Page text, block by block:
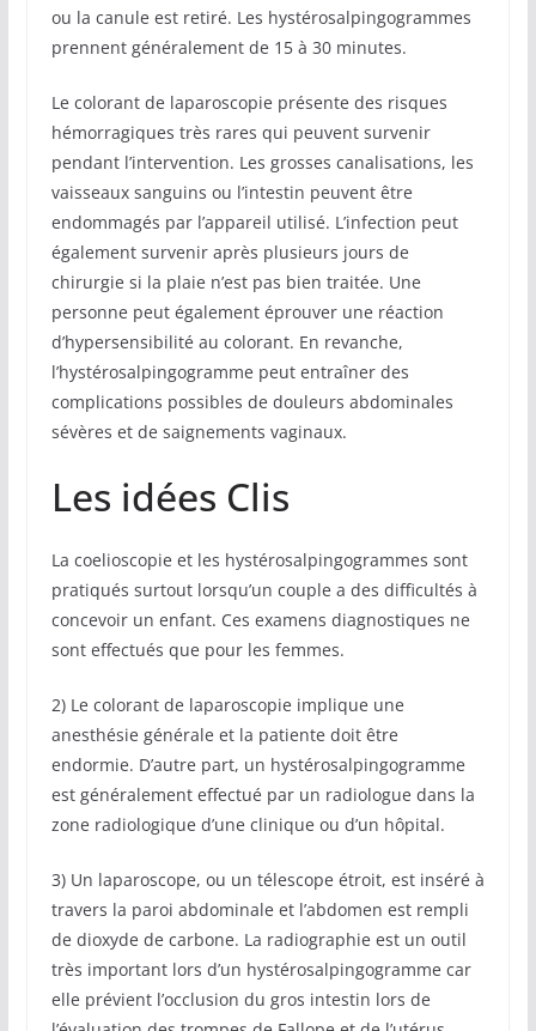
ou la canule est retiré. Les hystérosalpingogrammes
prennent généralement de 15 à 30 minutes.
Le colorant de laparoscopie présente des risques
hémorragiques très rares qui peuvent survenir
pendant l’intervention. Les grosses canalisations, les
vaisseaux sanguins ou l’intestin peuvent être
endommagés par l’appareil utilisé. L’infection peut
également survenir après plusieurs jours de
chirurgie si la plaie n’est pas bien traitée. Une
personne peut également éprouver une réaction
d’hypersensibilité au colorant. En revanche,
l’hystérosalpingogramme peut entraîner des
complications possibles de douleurs abdominales
sévères et de saignements vaginaux.
Les idées Clis
La coelioscopie et les hystérosalpingogrammes sont
pratiqués surtout lorsqu’un couple a des difficultés à
concevoir un enfant. Ces examens diagnostiques ne
sont effectués que pour les femmes.
2) Le colorant de laparoscopie implique une
anesthésie générale et la patiente doit être
endormie. D’autre part, un hystérosalpingogramme
est généralement effectué par un radiologue dans la
zone radiologique d’une clinique ou d’un hôpital.
3) Un laparoscope, ou un télescope étroit, est inséré à
travers la paroi abdominale et l’abdomen est rempli
de dioxyde de carbone. La radiographie est un outil
très important lors d’un hystérosalpingogramme car
elle prévient l’occlusion du gros intestin lors de